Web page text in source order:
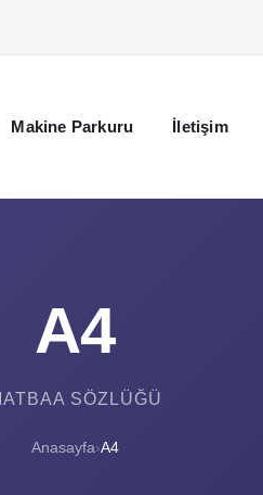
Makine Parkuru İletişim
A4
SÖZLÜĞÜ
Anasayfa›A4